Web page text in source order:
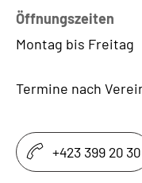
Öffnungszeiten
Montag bis Freitag
Termine nach
+423 399 20 30